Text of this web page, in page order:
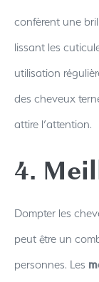
confèrent une
lissant les
utilisation
des cheveux
attire l’attention.
4.
Dompter les
peut être un
personnes. Les